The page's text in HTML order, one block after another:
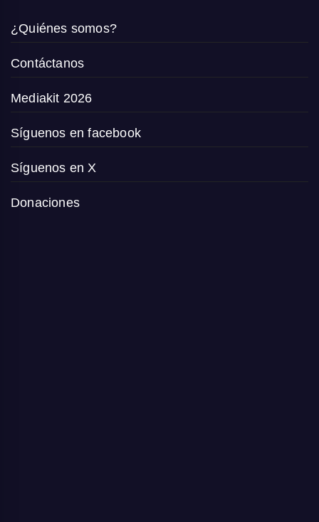
¿Quiénes somos?
Contáctanos
Mediakit 2026
Síguenos en facebook
Síguenos en X
Donaciones